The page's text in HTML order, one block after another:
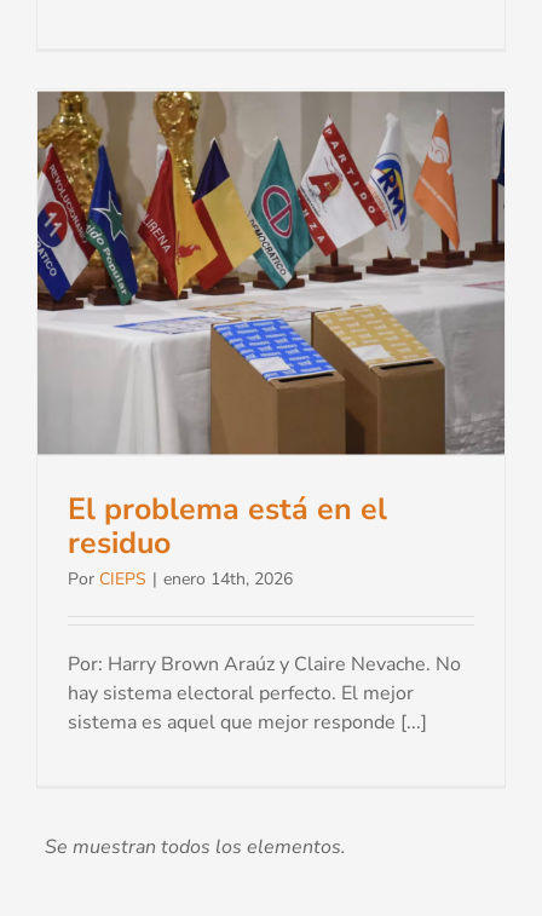
El problema está en el
residuo
Por CIEPS | enero 14th, 2026
Por: Harry Brown Araúz y Claire Nevache. No
hay sistema electoral perfecto. El mejor
sistema es aquel que mejor responde [...]